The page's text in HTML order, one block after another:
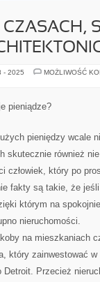
CZASACH,
- 2025
MOŻLIWOŚĆ
pieniądze?
pieniędzy wcale
skutecznie również
człowiek, który po
fakty są takie, że
którym na
nieruchomości.
na mieszkaniach
który zainwestować
Przecież